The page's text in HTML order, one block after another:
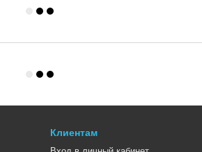
Клиентам